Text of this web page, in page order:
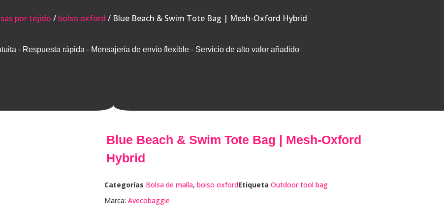
por tejido / bolso oxford / Blue Beach & Swim Tote Bag | Mesh-Oxford Hybrid
- Respuesta rápida - Mensajería de envío flexible - Servicio de alto valor añadido
Blue Beach & Swim Tote Bag | Mesh-Oxford
Hybrid
Categorías Bolsa de malla,bolso oxfordEtiqueta Outdoor tool bag
Marca:Avecobaggie